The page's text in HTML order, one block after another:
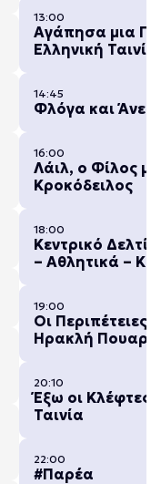
13:00
Αγάπησα μια
Ελληνική Ταινία
14:45
Φλόγα και
16:00
Λάιλ, ο Φίλος
Κροκόδειλος
18:00
Κεντρικό
– Αθλητικά –
19:00
Οι Περιπέτειες
Ηρακλή Πουαρό
20:10
Έξω οι Κλέφτες
Ταινία
22:00
#Παρέα